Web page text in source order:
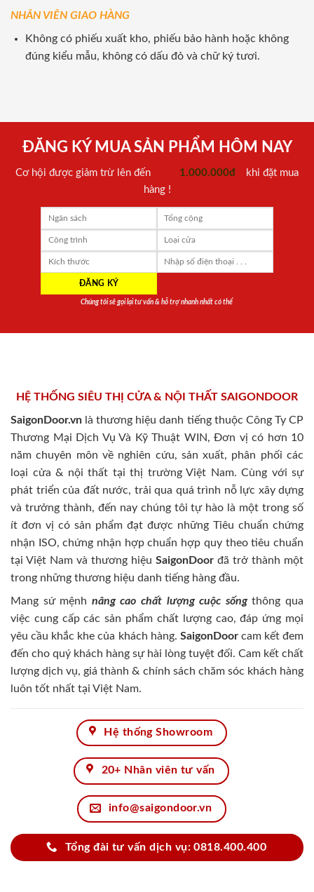
NHÂN VIÊN GIAO HÀNG
Không có phiếu xuất kho, phiếu bảo hành hoặc không
đúng kiểu mẫu, không có dấu đỏ và chữ ký tươi.
ĐĂNG KÝ MUA SẢN PHẨM HÔM NAY
Cơ hội được giảm trừ lên đến 1.000.000đ
khi đặt mua
hàng !
Chúng tôi sẽ gọi lại tư vấn & hỗ trợ nhanh nhất có thể
HỆ THỐNG SIÊU THỊ CỬA & NỘI THẤT SAIGONDOOR
SaigonDoor.vn là thương hiệu danh tiếng thuộc Công Ty CP
Thương Mại Dịch Vụ Và Kỹ Thuật WIN, Đơn vị có hơn 10
năm chuyên môn về nghiên cứu, sản xuất, phân phối các
loại cửa & nội thất tại thị trường Việt Nam. Cùng với sự
phát triển của đất nước, trải qua quá trình nỗ lực xây dựng
và trưởng thành, đến nay chúng tôi tự hào là một trong số
ít đơn vị có sản phẩm đạt được những Tiêu chuẩn chứng
nhận ISO, chứng nhận hợp chuẩn hợp quy theo tiêu chuẩn
tại Việt Nam và thương hiệu SaigonDoor đã trở thành một
trong những thương hiệu danh tiếng hàng đầu.
Mang sứ mệnh nâng cao chất lượng cuộc sốngthông qua
việc cung cấp các sản phẩm chất lượng cao, đáp ứng mọi
yêu cầu khắc khe của khách hàng. SaigonDoorcam kết đem
đến cho quý khách hàng sự hài lòng tuyệt đối. Cam kết chất
lượng dịch vụ, giá thành & chính sách chăm sóc khách hàng
luôn tốt nhất tại Việt Nam.
Hệ thống Showroom
20+ Nhân viên tư vấn
info@saigondoor.vn
Tổng đài tư vấn dịch vụ: 0818.400.400